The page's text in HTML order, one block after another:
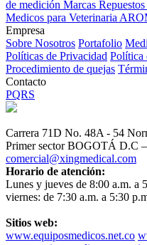
de medición Marcas Repuestos
Medicos para Veterinaria
Empresa
Sobre Nosotros Portafolio
Políticas de Privacidad Política
Procedimiento de quejas
Contacto
PQRS
Carrera 71D No. 48A - 54
Primer sector BOGOTÁ D.C
comercial@xingmedical.com
Horario de atención:
Lunes y jueves de 8:00 a.m. a
viernes: de 7:30 a.m. a 5:30
Sitios web:
www.equiposmedicos.net.co